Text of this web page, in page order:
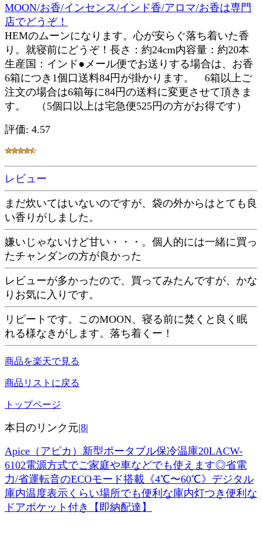
MOON/お香/インセンス/インド香/アロマ/お香は専門
店でどうぞ！
HEMのムーンになります。心が安らぐ落ち着いた香
り。就寝前にどうぞ！長さ：約24cm内容量：約20本
生産国：インド●メール便でお送りする場合は、お香
6箱につき1個口送料84円が掛かります。 6箱以上ご
注文の場合は6箱毎に84円の送料に変更させて頂きま
す。 （5個口以上は宅急便525円の方がお得です）
評価: 4.57
レビュー
まだ炊いてはいないのですが、袋の外からはとても良
い香りがしました。
嫌いじゃないけど甘い・・・。個人的には一緒に買っ
たチャンダンの方が良かった
レビューが多かったので、買ってみたんですが、かな
りお気に入りです。
リピートです。このMOON、寝る前に焚くと良く眠
れる様なきがします。落ち着くー！
商品を楽天で見る
商品リストに戻る
トップページ
本日のリンク元|8|
Apice（アピカ）新型ポータブル保冷温庫20LACW-
6102電源方式でご家庭や車などでも使えます◎省電
力/省運転音のECOモード搭載《4℃〜60℃》デジタル
庫内温度表示くらい場所でも便利な庫内灯つき便利な
ドアポケット付き【即納配達】